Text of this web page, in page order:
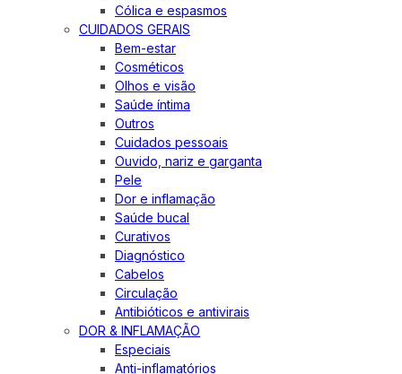
Cólica e espasmos
CUIDADOS GERAIS
Bem-estar
Cosméticos
Olhos e visão
Saúde íntima
Outros
Cuidados pessoais
Ouvido, nariz e garganta
Pele
Dor e inflamação
Saúde bucal
Curativos
Diagnóstico
Cabelos
Circulação
Antibióticos e antivirais
DOR & INFLAMAÇÃO
Especiais
Anti-inflamatórios